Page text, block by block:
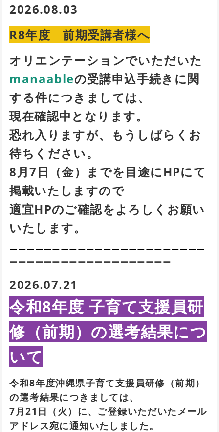
2026.08.03
R8年度 前期受講者様へ
オリエンテーションでいただいた
manaableの受講申込手続きに関
する件につきましては、
現在確認中となります。
恐れ入りますが、もうしばらくお
待ちください。
8月7日（金）までを目途にHPにて
掲載いたしますので
適宜HPのご確認をよろしくお願い
いたします。
ーーーーーーーーーーーーーーーーーーーーーーー
ーーーーーーーーーーーーーーーーーーー
2026.07.21
令和8年度 子育て支援員研
修（前期）の選考結果につ
いて
令和8年度沖縄県子育て支援員研修（前期）
の選考結果につきましては、
7月21日（火）に、ご登録いただいたメール
アドレス宛に通知いたしました。